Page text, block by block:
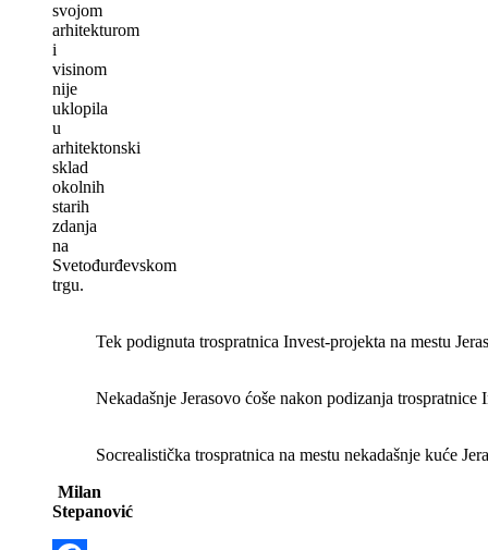
svojom
arhitekturom
i
visinom
nije
uklopila
u
arhitektonski
sklad
okolnih
starih
zdanja
na
Svetođurđevskom
trgu.
Tek podignuta trospratnica Invest-projekta na mestu
Nekadašnje Jerasovo ćoše nakon podizanja
Socrealistička trospratnica na mestu nekadašnje kuće
Milan
Stepanović